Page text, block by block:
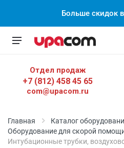
Больше скидок
Отдел продаж
+7 (812) 458 45 65
com@upacom.ru
Главная
Каталог
Оборудование для скорой
Интубационные трубки,